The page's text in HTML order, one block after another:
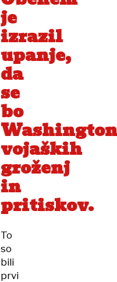
je
izrazil
upanje,
da
se
bo
vojaških
groženj
in
pritiskov.
To
so
bili
prvi